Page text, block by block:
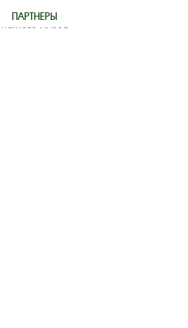
ПАРТНЕРЫ
нашего музея